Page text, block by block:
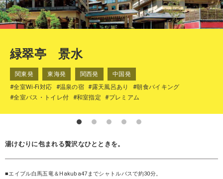
緑翠亭 景水
関東発 東海発 関西発
中国発
#全室Wi-Fi対応
#温泉の宿 #露天風呂あり
#朝食バイキング
#全室バス・トイレ付
#和室指定 #プレミアム
湯けむりに包まれる贅沢なひとときを。
■エイブル白馬五竜＆Hakuba47までシャトルバスで約30分。